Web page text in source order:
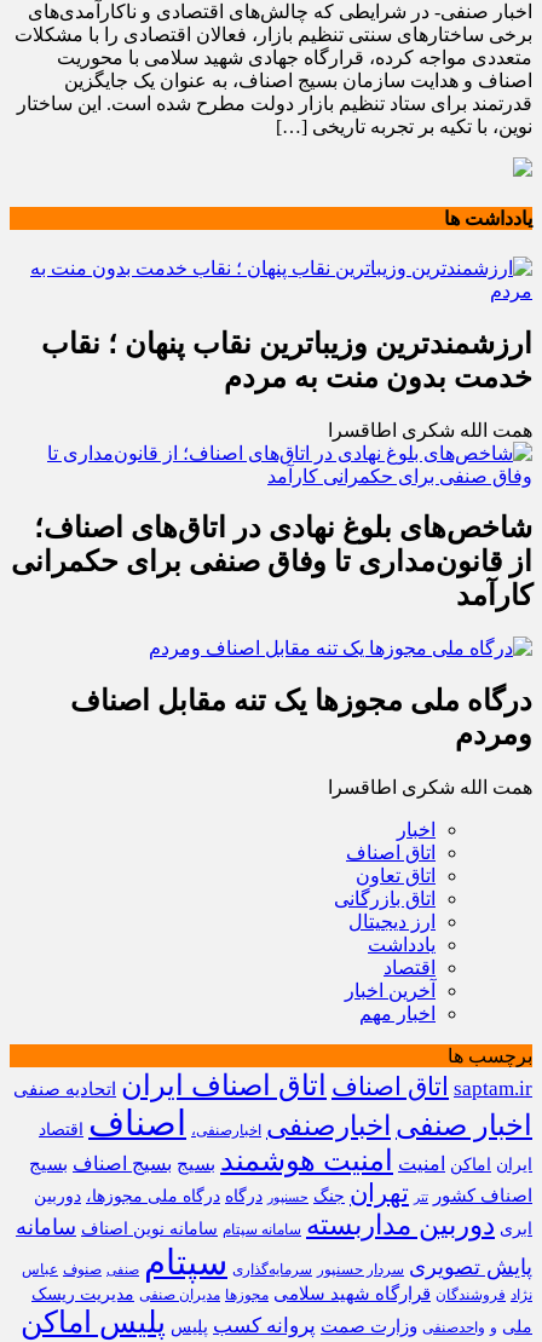
اخبار صنفی- در شرایطی که چالش‌های اقتصادی و ناکارآمدی‌های
برخی ساختارهای سنتی تنظیم بازار، فعالان اقتصادی را با مشکلات
متعددی مواجه کرده، قرارگاه جهادی شهید سلامی با محوریت
اصناف و هدایت سازمان بسیج اصناف، به عنوان یک جایگزین
قدرتمند برای ستاد تنظیم بازار دولت مطرح شده است. این ساختار
نوین، با تکیه بر تجربه تاریخی […]
یادداشت ها
ارزشمندترین وزیباترین نقاب پنهان ؛ نقاب
خدمت بدون منت به مردم
همت الله شکری اطاقسرا
شاخص‌های بلوغ نهادی در اتاق‌های اصناف؛
از قانون‌مداری تا وفاق صنفی برای حکمرانی
کارآمد
درگاه ملی مجوزها یک تنه مقابل اصناف
ومردم
همت الله شکری اطاقسرا
اخبار
اتاق اصناف
اتاق تعاون
اتاق بازرگانی
ارز دیجیتال
یادداشت
اقتصاد
آخرین اخبار
اخبار مهم
برچسب ها
saptam.ir اتاق اصناف اتاق اصناف ایران اتحادیه صنفی
اخبار صنفی اخبارصنفی اخبارصنفی، اصناف
اقتصاد
ایران
اماکن امنیت امنیت هوشمند بسیج بسیج اصناف بسیج
اصناف کشور
تتر تهران جنگ حسنپور درگاه درگاه ملی مجوزها، دوربین
ابری دوربین مداربسته سامانه سپتام سامانه نوین اصناف سامانه
پایش تصویری سردار حسنپور سرمایه‌گذاری سپتام صنفی صنوف عباس
نژاد فروشندگان قرارگاه شهید سلامی مجوزها مدیران صنفی مدیریت ریسک
ملی و واحدصنفی وزارت صمت پروانه کسب پلیس پلیس اماکن